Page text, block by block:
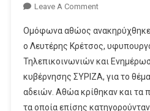
Leave A CommentOn
Από
Το
Δικαστήριο
O
Λευτέρης
Κρέτσος
Oμόφωνα αθώος ανακηρύχθηκε
ο Λευτέρης Κρέτσος,
Τηλεπικοινωνιών και
κυβέρνησης ΣΥΡΙΖΑ, για το
αδειών. Αθώα κρίθηκαν και τα
τα οποία επίσης